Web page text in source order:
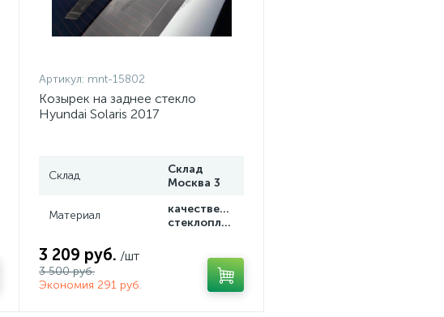
Артикул: mnt-15802
Козырек на заднее стекло
Hyundai Solaris 2017
Склад
Склад
Москва 3
Материал
качественный
стеклопластик
3 209 руб. /шт
3 500 руб.
Экономия 291 руб.